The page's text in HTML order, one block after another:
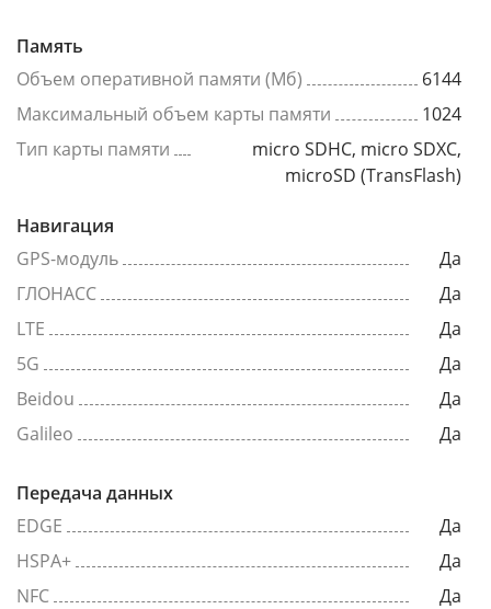
Память
Объем оперативной памяти (Мб)
6144
Максимальный объем карты памяти
1024
Тип карты памяти
micro SDHC, micro SDXC,
microSD (TransFlash)
Навигация
GPS-модуль
Да
ГЛОНАСС
Да
LTE
Да
5G
Да
Beidou
Да
Galileo
Да
Передача данных
EDGE
Да
HSPA+
Да
NFC
Да